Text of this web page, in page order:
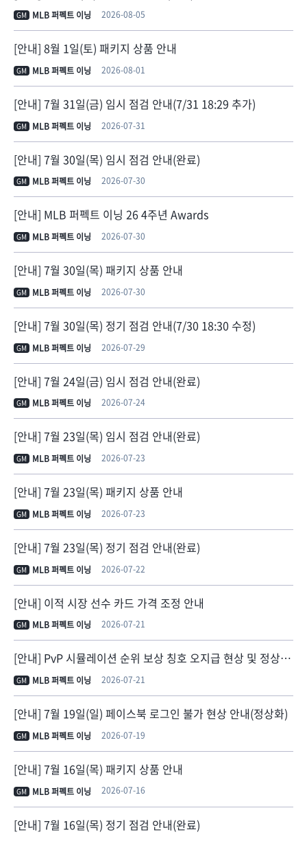
GM MLB 퍼펙트 이닝 2026-08-05
[안내] 8월 1일(토) 패키지 상품 안내
GM MLB 퍼펙트 이닝 2026-08-01
[안내] 7월 31일(금) 임시 점검 안내(7/31 18:29 추가)
GM MLB 퍼펙트 이닝 2026-07-31
[안내] 7월 30일(목) 임시 점검 안내(완료)
GM MLB 퍼펙트 이닝 2026-07-30
[안내] MLB 퍼펙트 이닝 26 4주년 Awards
GM MLB 퍼펙트 이닝 2026-07-30
[안내] 7월 30일(목) 패키지 상품 안내
GM MLB 퍼펙트 이닝 2026-07-30
[안내] 7월 30일(목) 정기 점검 안내(7/30 18:30 수정)
GM MLB 퍼펙트 이닝 2026-07-29
[안내] 7월 24일(금) 임시 점검 안내(완료)
GM MLB 퍼펙트 이닝 2026-07-24
[안내] 7월 23일(목) 임시 점검 안내(완료)
GM MLB 퍼펙트 이닝 2026-07-23
[안내] 7월 23일(목) 패키지 상품 안내
GM MLB 퍼펙트 이닝 2026-07-23
[안내] 7월 23일(목) 정기 점검 안내(완료)
GM MLB 퍼펙트 이닝 2026-07-22
[안내] 이적 시장 선수 카드 가격 조정 안내
GM MLB 퍼펙트 이닝 2026-07-21
[안내] PvP 시뮬레이션 순위 보상 칭호 오지급 현상 및 정상 지급 안내
GM MLB 퍼펙트 이닝 2026-07-21
[안내] 7월 19일(일) 페이스북 로그인 불가 현상 안내(정상화)
GM MLB 퍼펙트 이닝 2026-07-19
[안내] 7월 16일(목) 패키지 상품 안내
GM MLB 퍼펙트 이닝 2026-07-16
[안내] 7월 16일(목) 정기 점검 안내(완료)